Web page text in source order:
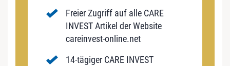
Freier Zugriff auf alle CARE
INVEST Artikel der Website
careinvest-online.net
14-tägiger CARE INVEST